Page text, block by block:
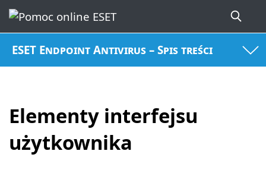
ESET Endpoint Antivirus – Spis treści
Elementy interfejsu
użytkownika